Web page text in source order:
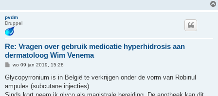
pvdm
Druppel
Re: Vragen over gebruik medicatie hyperhidrosis aan
dermatoloog Wim Venema
B
r
i
c
h
wo 09 jan 2019, 15:28
Glycopyrronium is in België te verkrijgen onder de vorm van Robinul
ampules (subcutane injecties)